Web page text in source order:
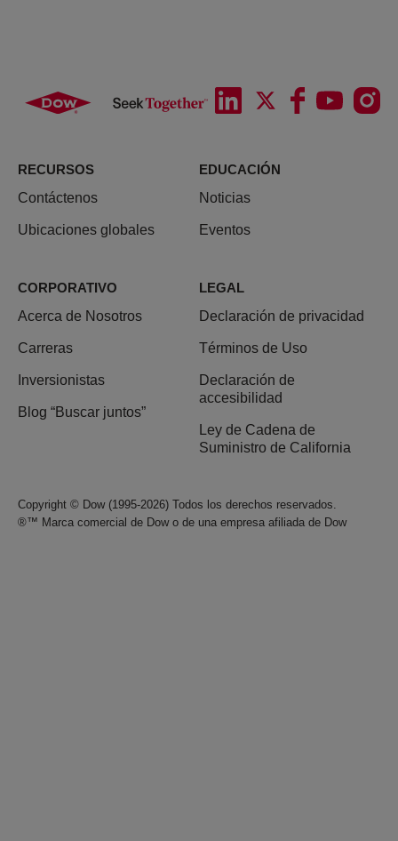
RECURSOS
Contáctenos
Ubicaciones globales
EDUCACIÓN
Noticias
Eventos
CORPORATIVO
Acerca de Nosotros
Carreras
Inversionistas
Blog “Buscar juntos”
LEGAL
Declaración de privacidad
Términos de Uso
Declaración de
accesibilidad
Ley de Cadena de
Suministro de California
Copyright © Dow (1995-2026) Todos los derechos reservados.
®™ Marca comercial de Dow o de una empresa afiliada de Dow